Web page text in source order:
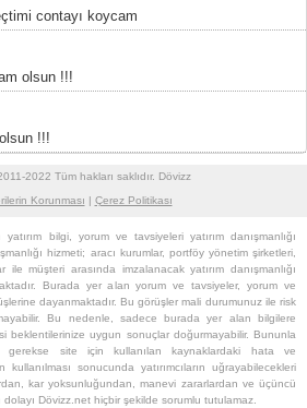
contayı koycam
olsun !!!
!!!
2022 Tüm hakları saklıdır. Dövizz
Korunması | Çerez Politikası
bilgi, yorum ve tavsiyeleri yatırım danışmanlığı
hizmeti; aracı kurumlar, portföy yönetim şirketleri,
müşteri arasında imzalanacak yatırım danışmanlığı
Burada yer alan yorum ve tavsiyeler, yorum ve
dayanmaktadır. Bu görüşler mali durumunuz ile risk
Bu nedenle, sadece burada yer alan bilgilere
beklentilerinize uygun sonuçlar doğurmayabilir. Bununla
gerekse site için kullanılan kaynaklardaki hata ve
sonucunda yatırımcıların uğrayabilecekleri
kar yoksunluğundan, manevi zararlardan ve üçüncü
Dövizz.net hiçbir şekilde sorumlu tutulamaz.